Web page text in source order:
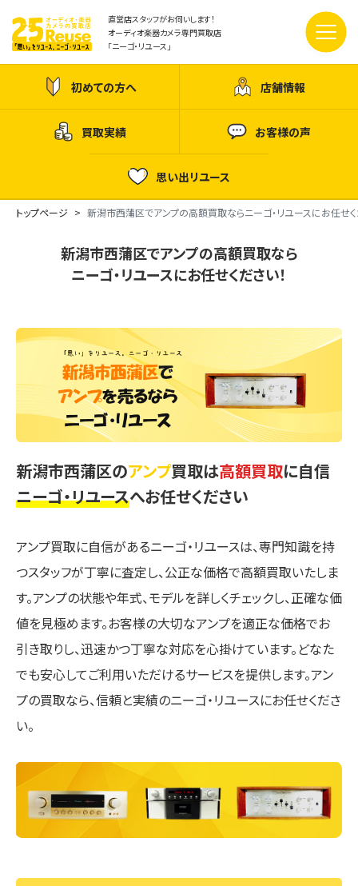
直営店スタッフがお伺いします！
オーディオ楽器カメラ専門買取店
「ニーゴ・リユース」
初めての方へ 店舗情報
買取実績 お客様の声
思い出リユース
トップページ 新潟市西蒲区でアンプの高額買取ならニーゴ・リユースにお任せく
新潟市西蒲区でアンプの高額買取なら
ニーゴ・リユースにお任せください！
新潟市西蒲区のアンプ買取は高額買取に自信
ニーゴ・リユースへお任せください
アンプ買取に自信があるニーゴ・リユースは、専門知識を持
つスタッフが丁寧に査定し、公正な価格で高額買取いたしま
す。アンプの状態や年式、モデルを詳しくチェックし、正確な価
値を見極めます。お客様の大切なアンプを適正な価格でお
引き取りし、迅速かつ丁寧な対応を心掛けています。どなた
でも安心してご利用いただけるサービスを提供します。アン
プの買取なら、信頼と実績のニーゴ・リユースにお任せくださ
い。